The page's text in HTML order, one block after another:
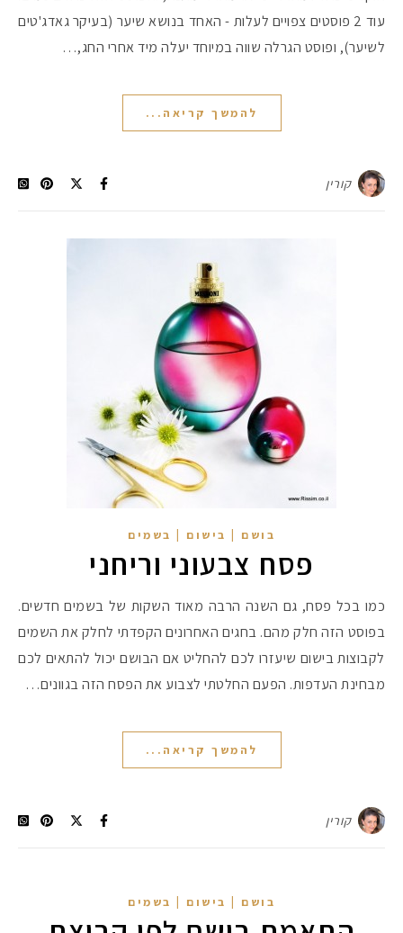
עוד 2 פוסטים צפויים לעלות - האחד בנושא שיער (בעיקר גאדג'טים
לשיער), ופוסט הגרלה שווה במיוחד יעלה מיד אחרי החג,…
להמשך קריאה...
קורין
בושם | בישום | בשמים
פסח צבעוני וריחני
כמו בכל פסח, גם השנה הרבה מאוד השקות של בשמים חדשים.
בפוסט הזה חלק מהם. בחגים האחרונים הקפדתי לחלק את השמים
לקבוצות בישום שיעזרו לכם להחליט אם הבושם יכול להתאים לכם
מבחינת העדפות. הפעם החלטתי לצבוע את הפסח הזה בגוונים…
להמשך קריאה...
קורין
בושם | בישום | בשמים